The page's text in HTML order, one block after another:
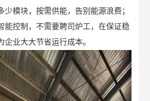
少模块，按需供能， 告别能源浪费 ；
能控制，不需要聘司炉工，在保证稳
企业大大节省运行成本。